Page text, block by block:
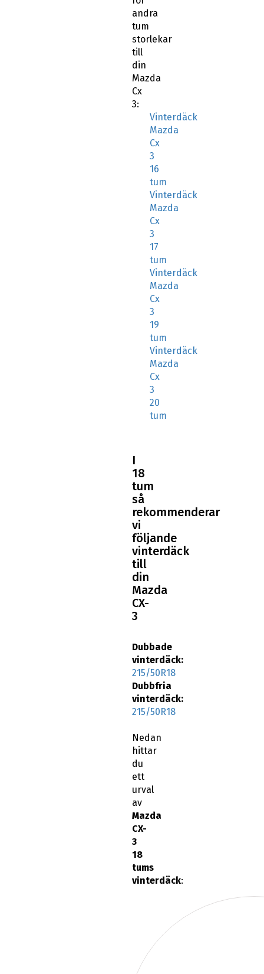
andra
tum
storlekar
till
din
Mazda
Cx
3:
Vinterdäck
Mazda
Cx
3
16
tum
Vinterdäck
Mazda
Cx
3
17
tum
Vinterdäck
Mazda
Cx
3
19
tum
Vinterdäck
Mazda
Cx
3
20
tum
I
18
tum
så
rekommenderar
vi
följande
vinterdäck
till
din
Mazda
CX-
3
Dubbade
vinterdäck:
215/50R18
Dubbfria
vinterdäck:
215/50R18
Nedan
hittar
du
ett
urval
av
Mazda
CX-
3
18
tums
vinterdäck: